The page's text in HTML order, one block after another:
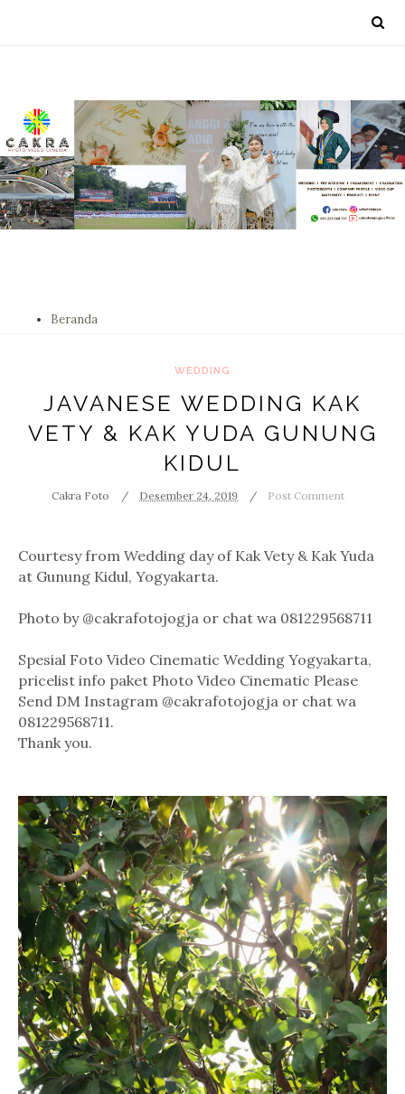
Beranda
WEDDING
JAVANESE WEDDING KAK
VETY & KAK YUDA GUNUNG
KIDUL
Cakra Foto Desember 24, 2019 Post Comment
Courtesy from Wedding day of Kak Vety & Kak Yuda
at Gunung Kidul, Yogyakarta.
Photo by @cakrafotojogja or chat wa 081229568711
Spesial Foto Video Cinematic Wedding Yogyakarta,
pricelist info paket Photo Video Cinematic Please
Send DM Instagram @cakrafotojogja or chat wa
081229568711.
Thank you.